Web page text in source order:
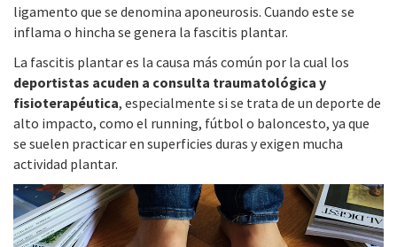
ligamento que se denomina aponeurosis. Cuando este se
inflama o hincha se genera la fascitis plantar.
La fascitis plantar es la causa más común por la cual los
deportistas acuden a consulta traumatológica y
fisioterapéutica, especialmente si se trata de un deporte de
alto impacto, como el running, fútbol o baloncesto, ya que
se suelen practicar en superficies duras y exigen mucha
actividad plantar.